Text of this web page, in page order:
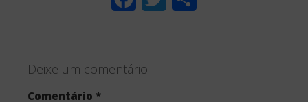
e
Deixe um comentário
Comentário *